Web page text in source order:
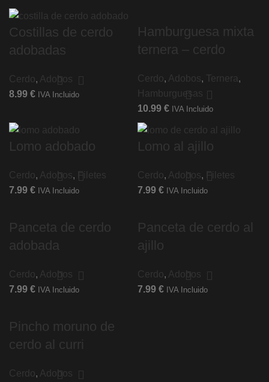
Costillas de cerdo
adobadas
Cerdo, Adobos
8.99 € IVA Incluido
Hamburguesa mixta
ternera – cerdo
Cerdo, Adobos, Ternera,
Hamburguesas
10.99 € IVA Incluido
Lomo adobado
Cerdo, Adobos, Filetes
7.99 € IVA Incluido
Lomo al ajillo
Cerdo, Adobos, Filetes
7.99 € IVA Incluido
Panceta de cerdo
adobada
Cerdo, Adobos
7.99 € IVA Incluido
Panceta de cerdo al
ajillo
Cerdo, Adobos
7.99 € IVA Incluido
Pincho moruno de
cerdo al curri
Cerdo, Adobos